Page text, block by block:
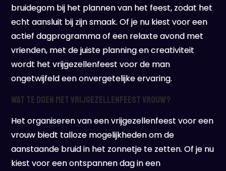
bruidegom bij het plannen van het feest, zodat het
echt aansluit bij zijn smaak. Of je nu kiest voor een
actief dagprogramma of een relaxte avond met
vrienden, met de juiste planning en creativiteit
wordt het vrijgezellenfeest voor de man
ongetwijfeld een onvergetelijke ervaring.
Wat te doen met vrijgezellenfeest vrouw?
Het organiseren van een vrijgezellenfeest voor een
vrouw biedt talloze mogelijkheden om de
aanstaande bruid in het zonnetje te zetten. Of je nu
kiest voor een ontspannen dag in een